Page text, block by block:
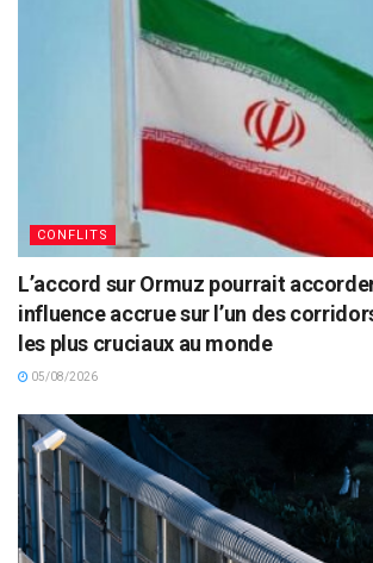
CONFLITS
L’accord sur Ormuz pourrait
influence accrue sur l’un des
les plus cruciaux au monde
05/08/2026